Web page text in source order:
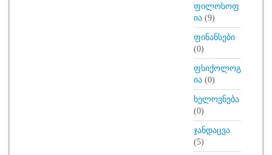
ფილოსოფ
ია(9)
ფინანსები
(0)
ფსიქოლოგ
ია(0)
ხელოვნება
(0)
ჯანდაცვა
(5)